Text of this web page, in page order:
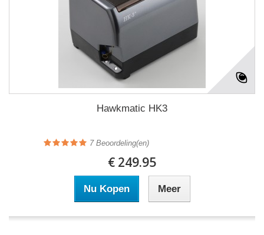
Hawkmatic HK3
7Beoordeling(en)
€ 249.95
Nu Kopen Meer